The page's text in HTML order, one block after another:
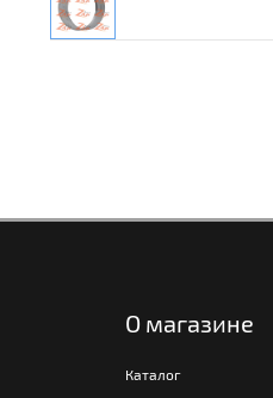
О магазине
Каталог